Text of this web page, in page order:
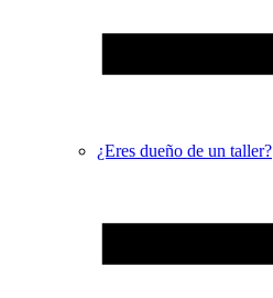
¿Eres dueño de un taller?